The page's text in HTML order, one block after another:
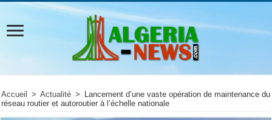
Accueil > Actualité >
Lancement d’une vaste opération de maintenance du
réseau routier et autoroutier à l’échelle nationale